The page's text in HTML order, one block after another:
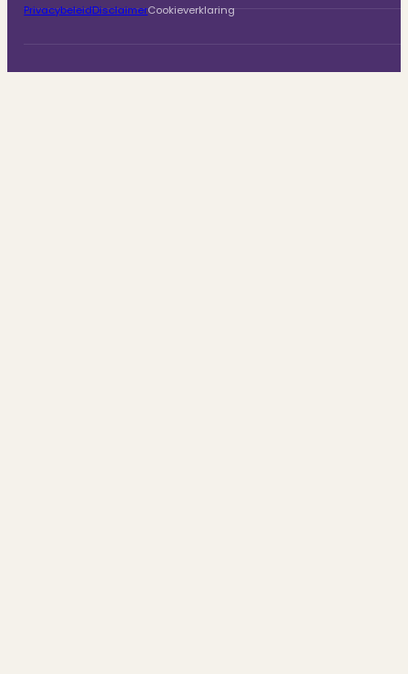
PrivacybeleidDisclaimerCookieverklaring